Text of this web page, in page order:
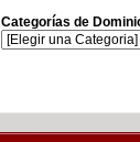
Categorías de